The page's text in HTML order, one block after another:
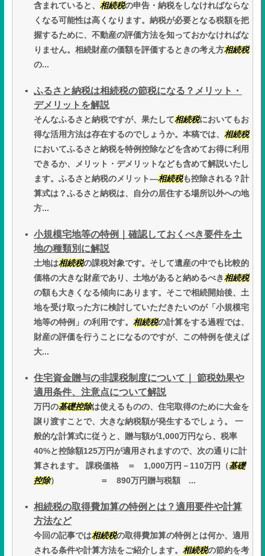
含まれていると、 相続税の申告・納税をしなければならな
くなる可能性は高くなります。納税が必要となる税額を把
握するために、不動産の評価方法を知っておかなければな
りません。相続財産の価額を評価するときの考え方相続税
の...
ふるさと納税は相続税の節税になる？メリット・
デメリットを解説
そんなふるさと納税ですが、果たして相続税においてもお
得な活用方法は存在するのでしょうか。本稿では、 相続税
においてふるさと納税を特例控除などを含めてお得に利用
できるか、メリット・デメリットなども含めて解説いたし
ます。ふるさと納税のメリット―相続税も控除される？計
算式は？ふるさと納税は、自分の居住する場所以外への地
方...
小規模宅地等の特例｜確認しておくべき要件を土
地の種類別に解説
土地は相続税の課税対象です。そして遺産の中でも比較的
価格の大きな財産であり、土地があると納めるべき相続税
の額も大きくなる傾向にあります。そこで相続開始後、土
地を受け取った方に検討していただきたいのが「小規模宅
地等の特例」の利用です。 相続税の計算をする過程では、
財産の評価を行うことになるのですが、この特例を使えば
大...
住宅資金贈与の非課税制度について｜ 節税効果や
適用条件、注意点について解説
万円の基礎控除は使えるものの、住宅取得のために大金を
譲り渡すことで、大きな納税額が発生するでしょう。 一
般的な計算式に従うと、贈与額が1,000万円なら、税率
40%と控除額125万円が適用されますので、次の通りに計
算されます。 課税価格 ＝ 1,000万円－110万円（基礎
控除） ＝ 890万円贈与税額 ...
相続税の取得費加算の特例とは？適用要件や計算
方法など
今回の記事では相続税の取得費加算の特例とは何か、適用
される条件や計算方法をご紹介します。 相続税の節約を考